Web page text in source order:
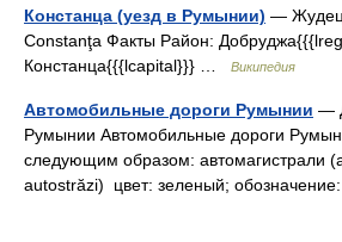
Констанца (уезд в Румынии) — Жудец
Constanţa Факты Район:
Констанца{{{lcapital}}} …
Википедия
Автомобильные дороги Румынии —
Румынии Автомобильные дороги
следующим образом: автомагистрали
autostrăzi) цвет: зеленый;